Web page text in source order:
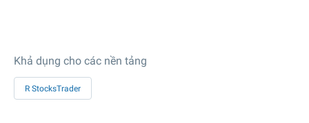
Khả dụng cho các nền tảng
R StocksTrader